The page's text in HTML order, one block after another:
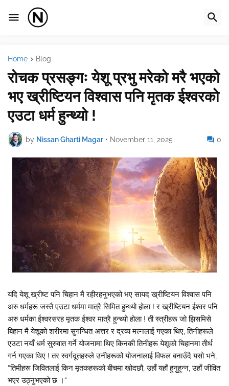
Home Blog
रोचक प्रसङ्गः येशू प्रभु मरेको मरै भएको
भए ख्रीष्टियन विश्वास पनि मृतक ईश्वरको
एउटा धर्म हुन्थ्यो !
by Nissan Gharti Magar • November 11, 2025 0
यदि येशू ख्रीष्ट पनि चिहान मै रहीरहनुभएको भए सायद ख्रीष्टियन विश्वास पनि
अरु धर्महरू जस्तै एउटा धर्ममा मात्रै सिमित हुन्थ्यो होला ! र ख्रीष्टियन ईश्वर पनि
अरु धर्मका ईश्वरसरह मृतक ईश्वर मात्रै हुन्थ्यो होला ! ती स्त्रीहरू जो झिसमिसे
बिहान मै येशूको शरीरमा सुगन्धित अत्तर र द्रव्य मल्नलाई गएका थिए, तिनीहरूले
एउटा नयाँ धर्म सुरुवात गर्ने योजनामा थिए किनकी तिनीहरू येशूको चिहानमा तीर्थ
गर्न गएका थिए ! तर स्वर्गदूतहरुले उनीहरूको योजनालाई विफल बनाउँदै यसो भने,
“तिमीहरू जिवितलाई किन मृतकहरूको बीचमा खोदछौ, उहाँ यहाँ हुनुहुन्न, उहाँ जीवित
भएर उठ्नुभएको छ ।“